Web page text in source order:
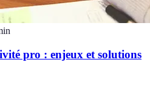
pro : enjeux et solutions